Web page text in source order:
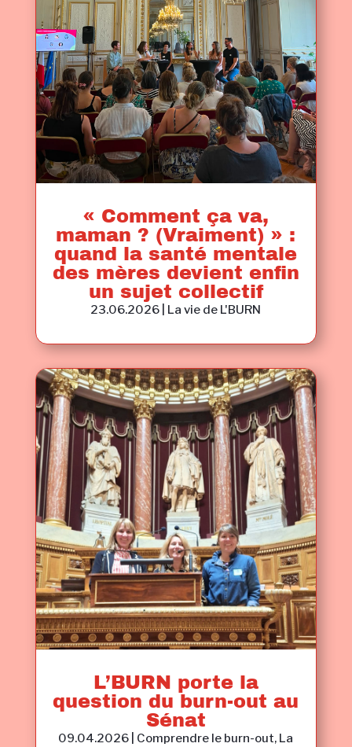
« Comment ça va,
maman ? (Vraiment) » :
quand la santé mentale
des mères devient enfin
un sujet collectif
23.06.2026 La vie de L'BURN
L’BURN porte la
question du burn-out au
Sénat
09.04.2026 Comprendre le burn-out, La